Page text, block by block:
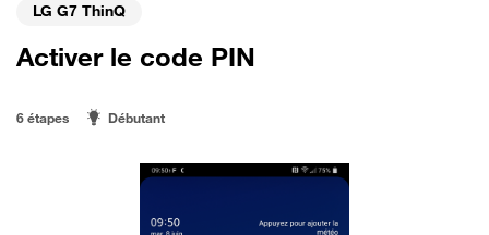
LG G7 ThinQ
Activer le code PIN
6 étapes Débutant